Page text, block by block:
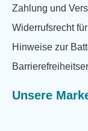
Zahlung und
Widerrufsrecht
Hinweise zur
Unsere